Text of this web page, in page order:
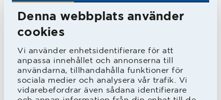
Denna webbplats använder
cookies
Vi använder enhetsidentifierare för att
anpassa innehållet och annonserna till
användarna, tillhandahålla funktioner för
sociala medier och analysera vår trafik. Vi
vidarebefordrar även sådana identifierare
1980 var han ordinarie i stort sett
under hela säsongen medan han under
sitt sista år (1981) i HBK – med ny
tränare i Jan Mak – fick mindre speltid.
Han ville därefter satsa på sin civila